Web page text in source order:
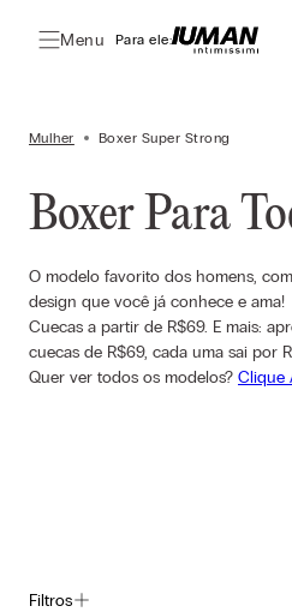
Menu Para ele:
Mulher Boxer Super Strong
Boxer Para
O modelo favorito dos homens,
design que você já conhece e ama!
Cuecas a partir de R$69. E mais:
cuecas de R$69, cada uma sai por
Quer ver todos os modelos? Clique
Filtros